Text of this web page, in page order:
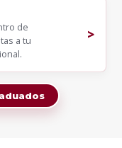
de
a tu